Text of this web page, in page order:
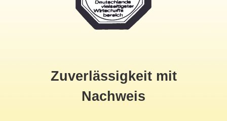
Zuverlässigkeit mit
Nachweis